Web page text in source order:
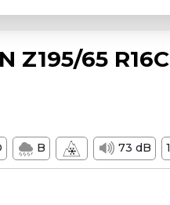
Z195/65
B 73 dB